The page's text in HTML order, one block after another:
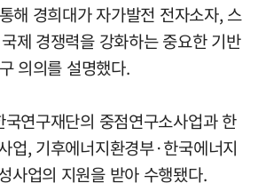
해 경희대가 자가발전 전자소자, 스
제 경쟁력을 강화하는 중요한 기반
의의를 설명했다.
연구재단의 중점연구소사업과 한
업, 기후에너지환경부·한국에너지
사업의 지원을 받아 수행됐다.